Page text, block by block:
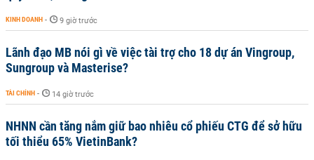
KINH DOANH - 9 giờ trước
Lãnh đạo MB nói gì về việc tài trợ cho 18 dự án Vingroup,
Sungroup và Masterise?
TÀI CHÍNH - 14 giờ trước
NHNN cần tăng nắm giữ bao nhiêu cổ phiếu CTG để sở hữu
tối thiểu 65% VietinBank?